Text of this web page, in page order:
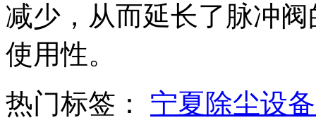
减少，从而延长了脉冲
使用性。
热门标签： 宁夏除尘设